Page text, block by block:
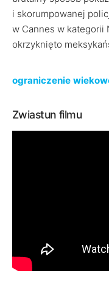
i skorumpowanej
w Cannes w kategorii
okrzyknięto
ograniczenie
Zwiastun filmu